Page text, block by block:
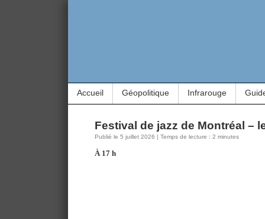
Accueil Géopolitique Infrarouge
Festival de jazz de Montréal –
Publié le 5 juillet 2026 | Temps de lecture : 2 minutes
À 17 h